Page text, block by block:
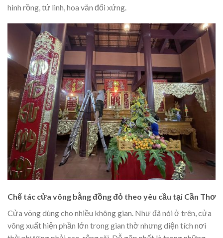
hình rồng, tứ linh, hoa văn đối xứng.
Chế tác cửa võng bằng đồng đỏ theo yêu cầu tại Cần Thơ
Cửa võng dùng cho nhiều không gian. Như đã nói ở trên, cửa
võng xuất hiện phần lớn trong gian thờ nhưng diện tích nơi